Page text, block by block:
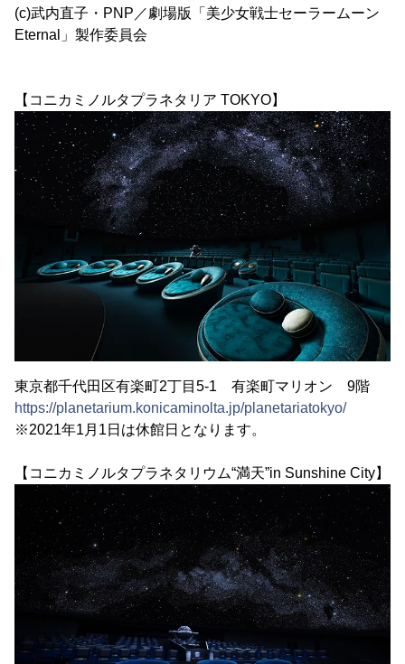
(c)武内直子・PNP／劇場版「美少女戦士セーラームーン
Eternal」製作委員会
【コニカミノルタプラネタリア TOKYO】
東京都千代田区有楽町2丁目5-1 有楽町マリオン 9階
https://planetarium.konicaminolta.jp/planetariatokyo/
※2021年1月1日は休館日となります。
【コニカミノルタプラネタリウム“満天”in Sunshine City】